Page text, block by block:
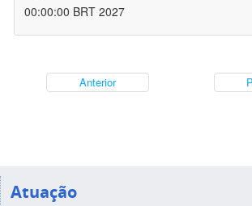
00:00:00 BRT 2027
Anterior
Atuação